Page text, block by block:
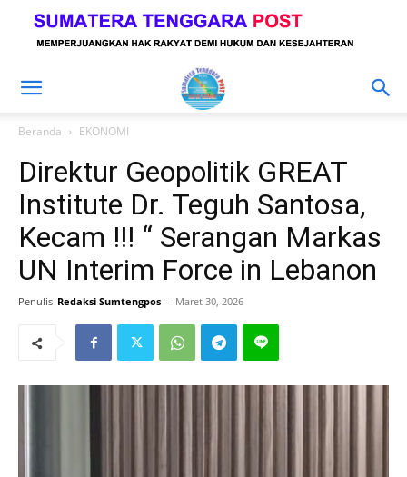
Beranda EKONOMI
Direktur Geopolitik GREAT
Institute Dr. Teguh Santosa,
Kecam !!! “ Serangan Markas
UN Interim Force in Lebanon
Penulis Redaksi Sumtengpos - Maret 30, 2026